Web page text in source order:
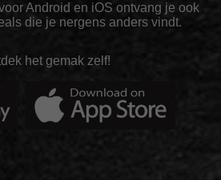
Android en iOS ontvang je ook
die je nergens anders vindt.
het gemak zelf!